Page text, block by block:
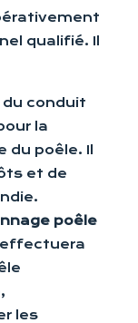
qualifié. Il
du conduit
la
poêle. Il
et de
poêle
les